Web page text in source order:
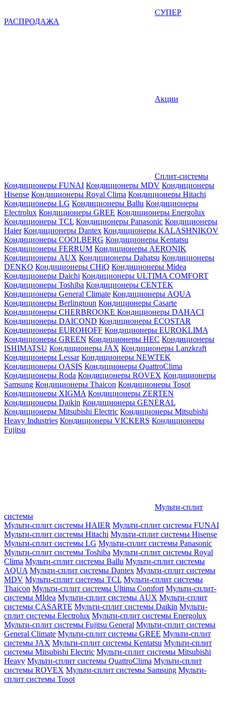
СУПЕР
РАСПРОДАЖА
Акции
Сплит-системы
Кондиционеры FUNAI Кондиционеры MDV Кондиционеры
Hisense Кондиционеры Royal Clima Кондиционеры Hitachi
Кондиционеры LG Кондиционеры Ballu Кондиционеры
Electrolux Кондиционеры GREE Кондиционеры Energolux
Кондиционеры TCL Кондиционеры Panasonic Кондиционеры
Haier Кондиционеры Dantex Кондиционеры KALASHNIKOV
Кондиционеры СOOLBERG Кондиционеры Kentatsu
Кондиционеры FERRUM Кондиционеры AERONIK
Кондиционеры AUX Кондиционеры Dahatsu Кондиционеры
DENKO Кондиционеры CHiQ Кондиционеры Midea
Кондиционеры Daichi Кондиционеры ULTIMA COMFORT
Кондиционеры Toshiba Кондиционеры CENTEK
Кондиционеры General Climate Кондиционеры AQUA
Кондиционеры Berlingtoun Кондиционеры Casarte
Кондиционеры CHERBROOKE Кондиционеры DAHACI
Кондиционеры DAICOND Кондиционеры ECOSTAR
Кондиционеры EUROHOFF Кондиционеры EUROKLIMA
Кондиционеры GREEN Кондиционеры HEC Кондиционеры
ISHIMATSU Кондиционеры JAX Кондиционеры Lanzkraft
Кондиционеры Lessar Кондиционеры NEWTEK
Кондиционеры OASIS Кондиционеры QuattroClima
Кондиционеры Roda Кондиционеры ROVEX Кондиционеры
Samsung Кондиционеры Thaicon Кондиционеры Tosot
Кондиционеры XIGMA Кондиционеры ZERTEN
Кондиционеры Daikin Кондиционеры GENERAL
Кондиционеры Mitsubishi Electric Кондиционеры Mitsubishi
Heavy Industries Кондиционеры VICKERS Кондиционеры
Fujitsu
Мульти-сплит
системы
Мульти-сплит системы HAIER Мульти-сплит системы FUNAI
Мульти-сплит системы Hitachi Мульти-сплит системы Hisense
Мульти-сплит системы LG Мульти-сплит системы Panasonic
Мульти-сплит системы Toshiba Мульти-сплит системы Royal
Clima Мульти-сплит системы Ballu Мульти-сплит системы
AQUA Мульти-сплит системы Dantex Мульти-сплит системы
MDV Мульти-сплит системы TCL Мульти-сплит системы
Thaicon Мульти-сплит системы Ultima Comfort Мульти-сплит-
системы MIdea Мульти-сплит системы AUX Мульти-сплит
системы CASARTE Мульти-сплит системы Daikin Мульти-
сплит системы Electrolux Мульти-сплит системы Energolux
Мульти-сплит системы Fujitsu General Мульти-сплит системы
General Climate Мульти-сплит системы GREE Мульти-сплит
системы JAX Мульти-сплит системы Kentatsu Мульти-сплит
системы Mitsubishi Electric Мульти-сплит системы Mitsubishi
Heavy Мульти-сплит системы QuattroClima Мульти-сплит
системы ROVEX Мульти-сплит системы Samsung Мульти-
сплит системы Tosot